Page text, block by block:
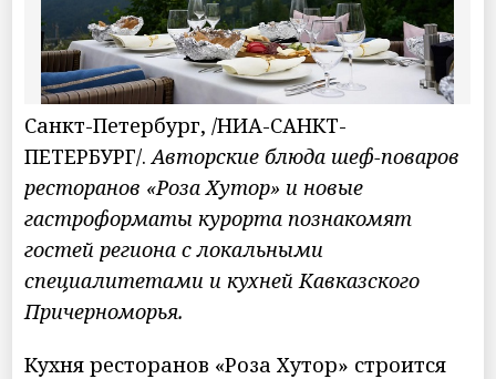
Санкт-Петербург, /НИА-САНКТ-
ПЕТЕРБУРГ/.Авторские блюда шеф-поваров
ресторанов «Роза Хутор» и новые
гастроформаты курорта познакомят
гостей региона с локальными
специалитетами и кухней Кавказского
Причерноморья.
Кухня ресторанов «Роза Хутор» строится